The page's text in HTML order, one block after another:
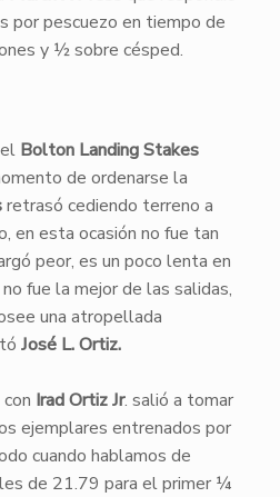
por pescuezo en tiempo de
y ½ sobre césped.
Bolton Landing Stakes
de ordenarse la
retrasó cediendo terreno a
en esta ocasión no fue tan
peor, es un poco lenta en
fue la mejor de las salidas,
una atropellada
José L. Ortiz.
con Irad Ortiz Jr. salió a tomar
ejemplares entrenados por
cuando hablamos de
de 21.79 para el primer ¼